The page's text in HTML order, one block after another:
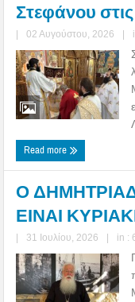
Στεφάνου
| 02 Αυγούστου, 2026 |
Read more
Ο
ΕΙΝΑΙ
| 31 Ιουλίου, 2026 | in :